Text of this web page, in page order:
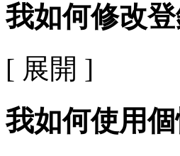
我如何修改
[ 展開 ]
我如何使用